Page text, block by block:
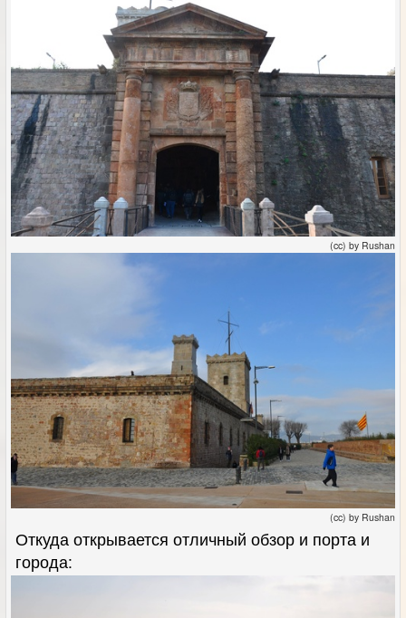
(cc) by Rushan
(cc) by Rushan
Откуда открывается отличный обзор и порта и
города: